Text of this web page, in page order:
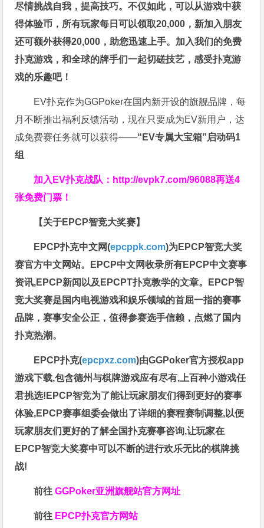
尽情挑战自我，提高技巧。不仅如此，可以从游戏中获
得体验币，所有玩家每日可以领取20,000，新加入朋友
还可额外获得20,000，助您迅速上手。 加入我们的免费
扑克游戏，和全球的牌手们一起切磋技艺，感受扑克游
戏的乐趣吧！
EV扑克作为GGPoker在国内新开设的旗舰品牌，每
月不断推出福利反馈活动，现在只要成为EV新用户，达
成免费赛任务就可以获得——“EV专属大宝箱”启动码1
组
加入EV扑克战队： http://evpk7.com/96088再送4
张免费门票！
【关于EPCP智竞大奖赛】
EPCP扑克中文网(epcppk.com)为EPCP智竞大奖
赛官方中文网站。EPCP中文网收录所有EPCP中文赛事
资讯,EPCP新闻以及EPCPT扑克教学的文章。EPCP智
竞大奖赛是国内电视游戏和娱乐领域的首屈一指的赛事
品牌，赛事安全公正，值得参赛选手信赖，点燃了国内
扑克热潮。
EPCP扑克(epcpxz.com)由GGPoker官方授权app
游戏下载,包含德州与棋牌游戏应有尽有,上百种小游戏任
君挑选!EPCP智竞为了能让玩家朋友们得到更好的赛事
体验,EPCP赛事组委会做出了详细的赛程赛制调整,以便
玩家朋友们更好的了解全国扑克赛事咨询,让玩家在
EPCP智竞大奖赛中可以不断的进行欢乐无比的棋牌挑
战!
前往GGPoker亚洲旗舰站官方网址
前往 EPCP扑克官方网站